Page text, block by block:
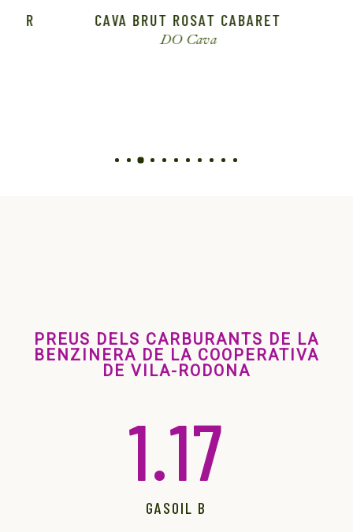
CAVA BRUT ROSAT CABARET
DO Cava
PREUS DELS CARBURANTS DE LA
BENZINERA DE LA COOPERATIVA
DE VILA-RODONA
1.17
GASOIL B